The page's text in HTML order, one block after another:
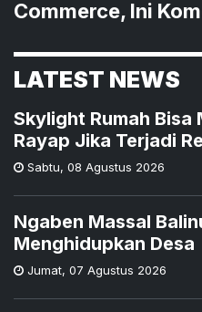
Commerce, Ini
LATEST NEWS
Skylight Rumah Bisa
Rayap Jika Terjadi
Sabtu, 08 Agustus 2026
Ngaben Massal
Menghidupkan Desa
Jumat, 07 Agustus 2026